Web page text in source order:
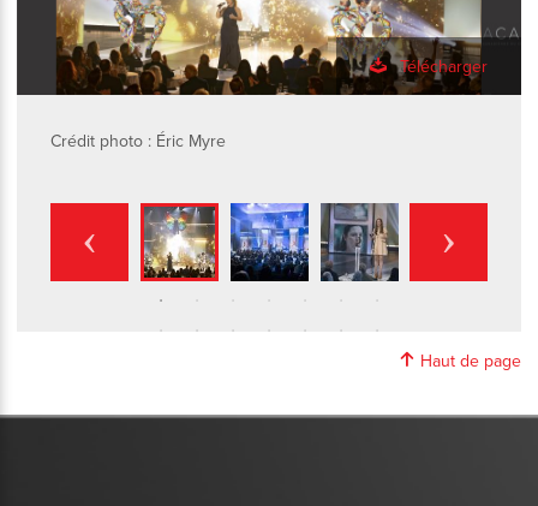
Télécharger
Crédit photo : Éric Myre
Haut de page